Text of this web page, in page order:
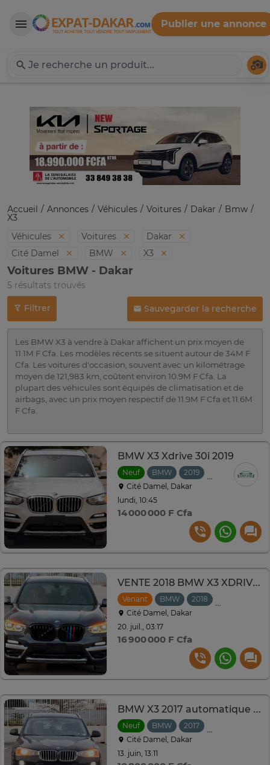
Expat-Dakar
Publier une annonce
Accueil Annonces Véhicules Voitures Dakar Bmw
X3
Véhicules
Voitures
Dakar
Cité Damel
BMW X3
Voitures BMW - Dakar
5 résultats trouvés
Filtrer Sauvegarder la recherche
Les BMW X3 à vendre à Dakar affichent un prix moyen de
11.1M F Cfa. Les modèles récents se situent autour de 34M F
Cfa. Les voitures d'occasion, souvent avec un kilométrage
moyen de 121,983 km, coûtent environ 10.9M F Cfa. La
plupart des véhicules sont équipés de climatisation et de
airbags, avec un prix moyen respectif de 11.9M F Cfa et 11.6M
F Cfa.
BMW X3 Xdrive 30i 2019
Neuf BMW 2019
Automatique
Cité Damel, Dakar
lundi, 10:45
14 000 000 F Cfa
VENTE 2018 BMW X3 XDRIVE 30i
Venant BMW 2018
Cité Damel, Dakar
20. juil., 03:17
16 900 000 F Cfa
BMW X3 2017 automatique essence 2.0L
Neuf BMW 2017
Cité Damel, Dakar
13. juin, 13:11